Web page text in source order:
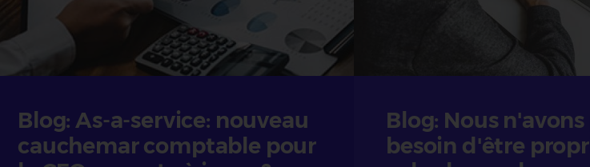
Blog: As-a-service: nouveau
cauchemar comptable pour
Blog: Nous
besoin d'être